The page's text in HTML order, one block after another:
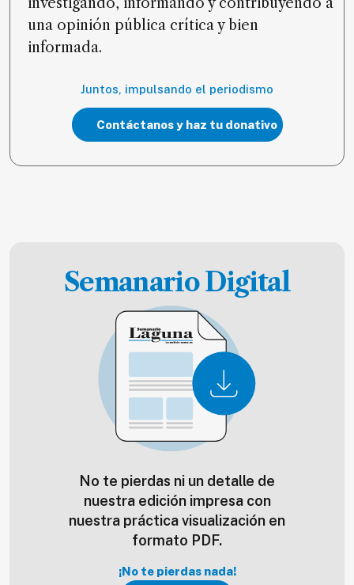
investigando, informando y contribuyendo a
una opinión pública crítica y bien
informada.
Juntos, impulsando el periodismo
Contáctanos y haz tu donativo
Semanario Digital
No te pierdas ni un detalle de
nuestra edición impresa con
nuestra práctica visualización en
formato PDF.
¡No te pierdas nada!